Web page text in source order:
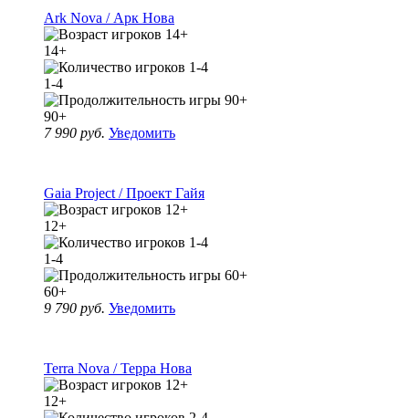
Ark Nova / Арк Нова
14+
1-4
90+
7 990 руб. Уведомить
Gaia Project / Проект Гайя
12+
1-4
60+
9 790 руб. Уведомить
Terra Nova / Терра Нова
12+